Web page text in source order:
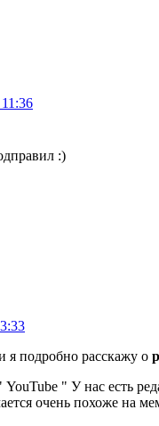
:)
я подробно расскажу о
" У нас есть
очень похоже на